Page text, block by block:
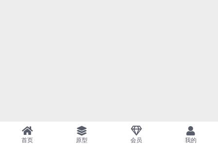
首页 原型 会员 我的